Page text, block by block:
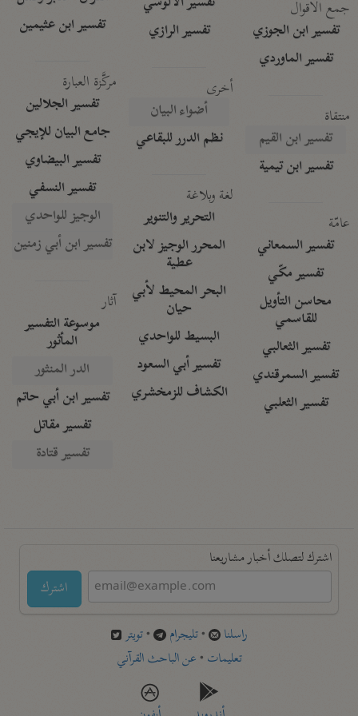
جمع الأقوال
تفسير ابن الجوزي
تفسير الماوردي
منتقاة
تفسير ابن القيم
تفسير ابن تيمية
عامّة
تفسير السمعاني
تفسير مكّي
محاسن التأويل
للقاسمي
تفسير الثعالبي
تفسير السمرقندي
تفسير الثعلبي
تفسير الرازي
أخرى
أضواء البيان
نظم الدرر للبقاعي
لغة وبلاغة
التحرير والتنوير
المحرر الوجيز لابن
عطية
البحر المحيط لأبي
حيان
البسيط للواحدي
تفسير أبي السعود
الكشاف للزمخشري
تفسير ابن عثيمين
مركَّزة العبارة
تفسير الجلالين
جامع البيان للإيجي
تفسير البيضاوي
تفسير النسفي
الوجيز للواحدي
تفسير ابن أبي زمنين
آثار
موسوعة التفسير
المأثور
الدر المنثور
تفسير ابن أبي حاتم
تفسير مقاتل
تفسير قتادة
اشترك لتصلك أخبار مشاريعنا
اشترك
راسلنا •تليجرام •تويتر
تعليمات •عن الباحث القرآني